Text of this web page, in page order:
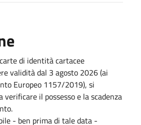
di identità cartacee
validità dal 3 agosto 2026 (ai
Europeo 1157/2019), si
il possesso e la scadenza
- ben prima di tale data -